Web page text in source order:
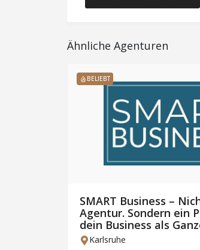
Ähnliche Agenturen
BELIEBT
SMART Business –
Agentur. Sondern ein
dein Business als
Karlsruhe